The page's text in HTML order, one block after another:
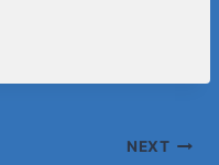
NEXT